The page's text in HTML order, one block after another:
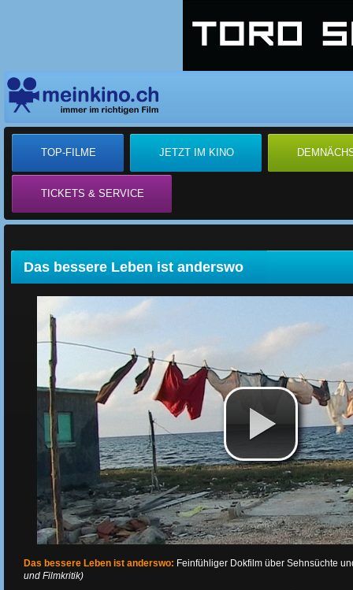
TOP-FILME JETZT IM KINO
TICKETS & SERVICE
Das bessere Leben ist anderswo
Das bessere Leben ist anderswo: Feinfühliger Dokfilm über Sehnsüchte
und Filmkritik)